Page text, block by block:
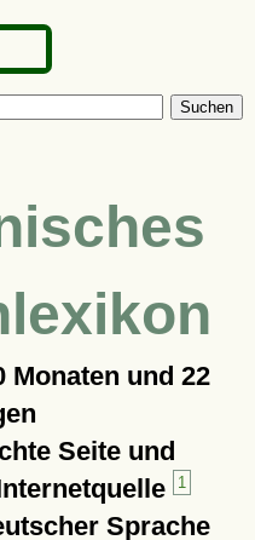
Suchen
Monaten und 22
Seite und
1
Sprache